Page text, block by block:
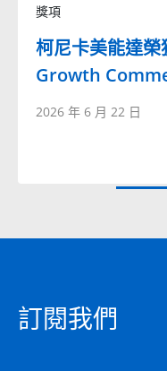
獎項
柯尼卡美能達
Growth
2026 年 6 月 22 日
訂閱我們